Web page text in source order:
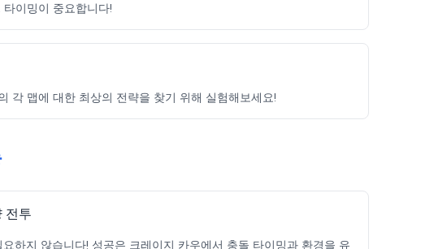
이밍이 중요합니다!
각 맵에 대한 최상의 전략을 찾기 위해 실험해보세요!
전투
요하지 않습니다! 성공은 크레이지 카우에서 충돌 타이밍과 환경을 유